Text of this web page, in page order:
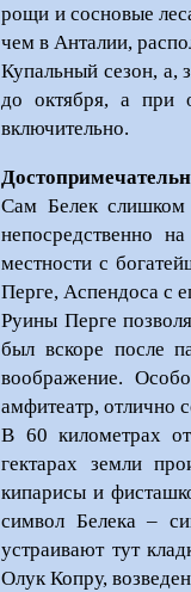
рощи и сосновые
чем в Анталии,
Купальный сезон, а,
до октября, а при
включительно.
Сам Белек слишком
непосредственно
местности с
Перге, Аспендоса с
Руины Перге
был вскоре после
воображение.
амфитеатр, отлично
В 60 километрах
гектарах земли
кипарисы и
символ Белека –
устраивают тут
Олук Копру,